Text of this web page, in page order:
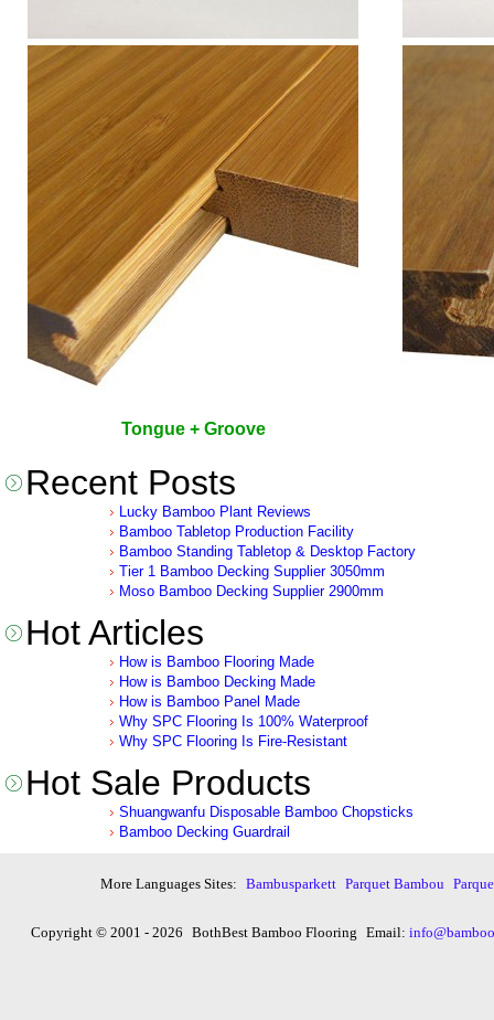
Tongue + Groove
Recent Posts
Lucky Bamboo Plant Reviews
Bamboo Tabletop Production Facility
Bamboo Standing Tabletop & Desktop Factory
Tier 1 Bamboo Decking Supplier 3050mm
Moso Bamboo Decking Supplier 2900mm
Hot Articles
How is Bamboo Flooring Made
How is Bamboo Decking Made
How is Bamboo Panel Made
Why SPC Flooring Is 100% Waterproof
Why SPC Flooring Is Fire-Resistant
Hot Sale Products
Shuangwanfu Disposable Bamboo Chopsticks
Bamboo Decking Guardrail
More Languages Sites: Bambusparkett Parquet Bambou
Copyright © 2001 - 2026 BothBest Bamboo Flooring Email: